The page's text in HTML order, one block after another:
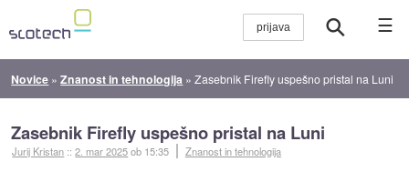
☰
Novice »Znanost in tehnologija »Zasebnik Firefly uspešno pristal na Luni
Zasebnik Firefly uspešno pristal na Luni
Jurij Kristan ::2. mar 2025ob 15:35 Znanost in tehnologija